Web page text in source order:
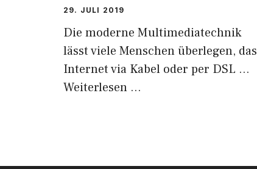
29. JULI 2019
Die moderne Multimediatechnik
lässt viele Menschen überlegen, das
Internet via Kabel oder per DSL …
Weiterlesen …